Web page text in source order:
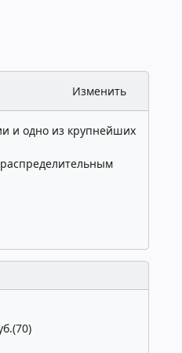
Изменить
и одно из крупнейших